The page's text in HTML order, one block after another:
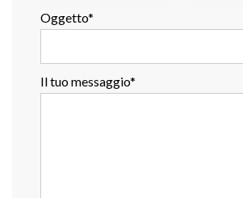
Oggetto*
Il tuo messaggio*